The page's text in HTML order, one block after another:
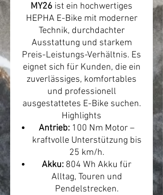
MY26 ist ein hochwertiges
HEPHA E-Bike mit moderner
Technik, durchdachter
Ausstattung und starkem
Preis-Leistungs-Verhältnis. Es
eignet sich für Kunden, die ein
zuverlässiges, komfortables
und professionell
ausgestattetes E-Bike suchen.
Highlights
Antrieb: 100 Nm Motor –
kraftvolle Unterstützung bis
25 km/h.
Akku: 804 Wh Akku für
Alltag, Touren und
Pendelstrecken.